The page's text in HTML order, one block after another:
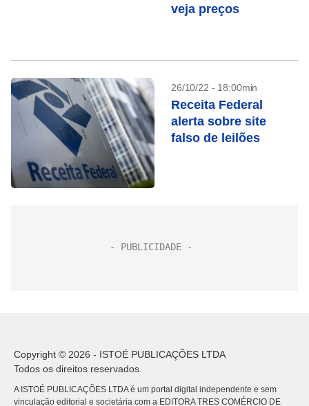
veja preços
26/10/22 - 18:00min
Receita Federal
alerta sobre site
falso de leilões
Copyright © 2026 - ISTOÉ PUBLICAÇÕES LTDA
Todos os direitos reservados.
A ISTOÉ PUBLICAÇÕES LTDA é um portal digital independente e sem
vinculação editorial e societária com a EDITORA TRES COMÉRCIO DE